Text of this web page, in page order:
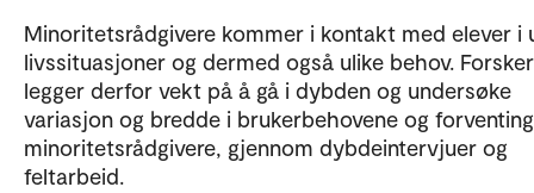
Minoritetsrådgivere kommer i kontakt med elever i
livssituasjoner og dermed også ulike behov.
legger derfor vekt på å gå i dybden og undersøke
variasjon og bredde i brukerbehovene og
minoritetsrådgivere, gjennom dybdeintervjuer og
feltarbeid.